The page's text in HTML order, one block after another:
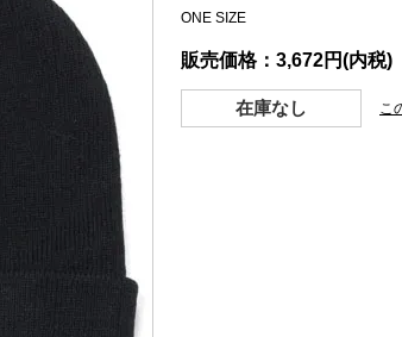
ONE SIZE
販売価格：3,672円(内税)
在庫なし こ